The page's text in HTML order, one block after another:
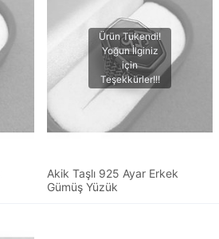
Akik Taşlı 925 Ayar Erkek
Gümüş Yüzük